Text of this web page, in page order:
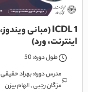
ICDL 1 (مبانی ویندوز،
اینترنت، ورد)
طول دوره: 50
مدرس دوره:بهراد حقیقی
مژگان رجبی,الهام بیژن